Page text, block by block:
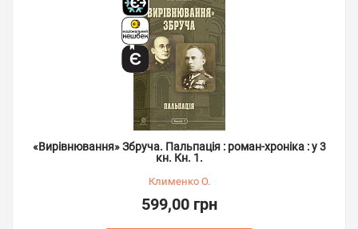
«Вирівнювання» Збруча. Пальпація : роман-хроніка : у 3
кн. Кн. 1.
Клименко О.
599,00 грн